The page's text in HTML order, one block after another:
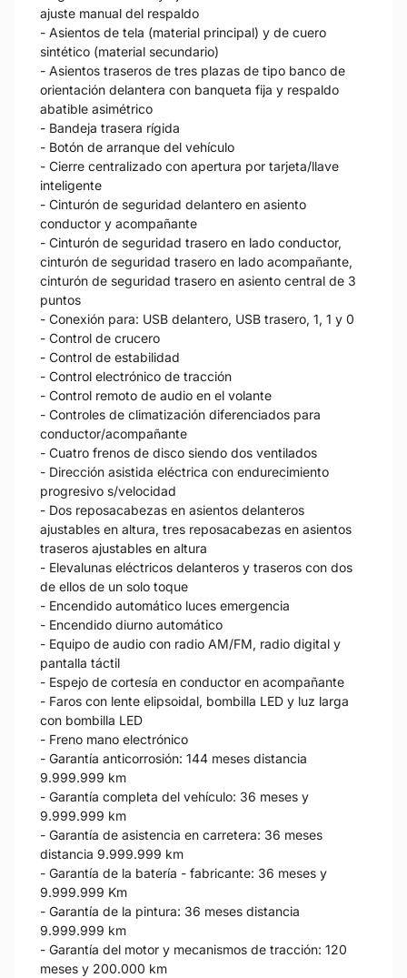
ajuste manual del respaldo
- Asientos de tela (material principal) y de cuero
sintético (material secundario)
- Asientos traseros de tres plazas de tipo banco de
orientación delantera con banqueta fija y respaldo
abatible asimétrico
- Bandeja trasera rígida
- Botón de arranque del vehículo
- Cierre centralizado con apertura por tarjeta/llave
inteligente
- Cinturón de seguridad delantero en asiento
conductor y acompañante
- Cinturón de seguridad trasero en lado conductor,
cinturón de seguridad trasero en lado acompañante,
cinturón de seguridad trasero en asiento central de 3
puntos
- Conexión para: USB delantero, USB trasero, 1, 1 y 0
- Control de crucero
- Control de estabilidad
- Control electrónico de tracción
- Control remoto de audio en el volante
- Controles de climatización diferenciados para
conductor/acompañante
- Cuatro frenos de disco siendo dos ventilados
- Dirección asistida eléctrica con endurecimiento
progresivo s/velocidad
- Dos reposacabezas en asientos delanteros
ajustables en altura, tres reposacabezas en asientos
traseros ajustables en altura
- Elevalunas eléctricos delanteros y traseros con dos
de ellos de un solo toque
- Encendido automático luces emergencia
- Encendido diurno automático
- Equipo de audio con radio AM/FM, radio digital y
pantalla táctil
- Espejo de cortesía en conductor en acompañante
- Faros con lente elipsoidal, bombilla LED y luz larga
con bombilla LED
- Freno mano electrónico
- Garantía anticorrosión: 144 meses distancia
9.999.999 km
- Garantía completa del vehículo: 36 meses y
9.999.999 km
- Garantía de asistencia en carretera: 36 meses
distancia 9.999.999 km
- Garantía de la batería - fabricante: 36 meses y
9.999.999 Km
- Garantía de la pintura: 36 meses distancia
9.999.999 km
- Garantía del motor y mecanismos de tracción: 120
meses y 200.000 km